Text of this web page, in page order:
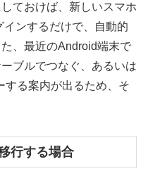
ておけば、新しいスマホ
ンするだけで、自動的
、最近のAndroid端末で
ブルでつなぐ、あるいは
する案内が出るため、そ
行する場合